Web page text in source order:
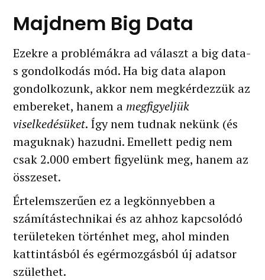
Majdnem Big Data
Ezekre a problémákra ad választ a big data-
s gondolkodás mód. Ha big data alapon
gondolkozunk, akkor nem megkérdezzük az
embereket, hanem a megfigyeljük
viselkedésüket. Így nem tudnak nekünk (és
maguknak) hazudni. Emellett pedig nem
csak 2.000 embert figyelünk meg, hanem az
összeset.
Értelemszerűen ez a legkönnyebben a
számítástechnikai és az ahhoz kapcsolódó
területeken történhet meg, ahol minden
kattintásból és egérmozgásból új adatsor
születhet.